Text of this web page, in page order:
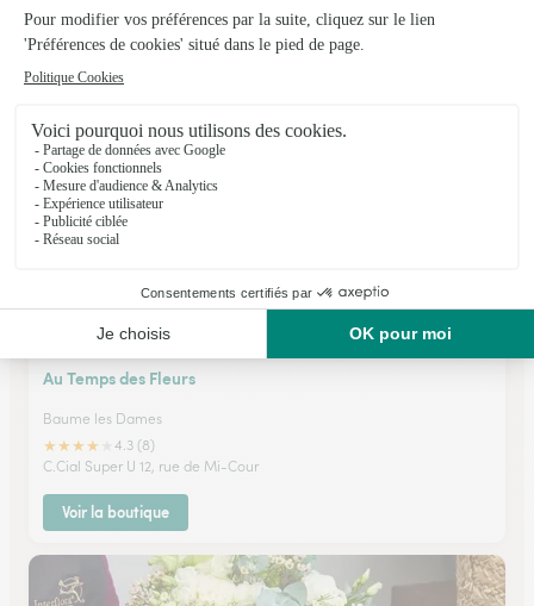
Belfort
36 avenue Jean Jaurès
Voir la boutique
Au Temps des Fleurs
Baume les Dames
★★★★
4.3 (8)
C.Cial Super U 12, rue de Mi-Cour
Voir la boutique